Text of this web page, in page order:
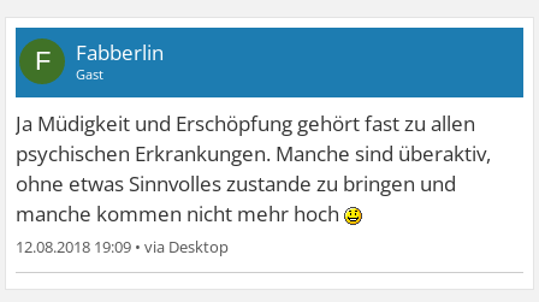
F Fabberlin
Gast
Ja Müdigkeit und Erschöpfung gehört fast zu allen
psychischen Erkrankungen. Manche sind überaktiv,
ohne etwas Sinnvolles zustande zu bringen und
manche kommen nicht mehr hoch
12.08.2018 19:09 •